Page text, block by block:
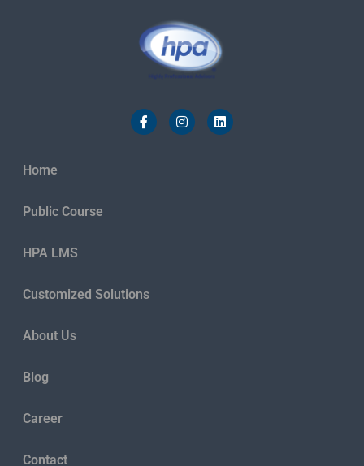
Home
Public Course
HPA LMS
Customized Solutions
About Us
Blog
Career
Contact